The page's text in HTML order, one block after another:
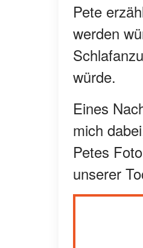
Pete
werden
würde.
Eines
mich
Petes
unserer